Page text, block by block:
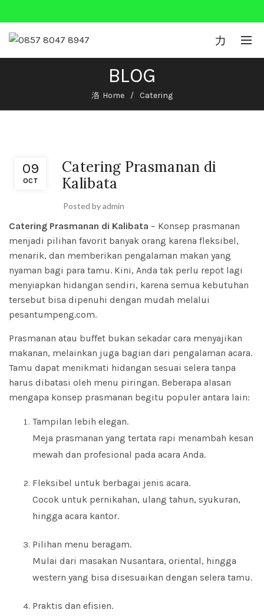
BLOG
Home Catering
09
OCT
Catering Prasmanan di
Kalibata
Posted byadmin
Catering Prasmanan di Kalibata – Konsep prasmanan
menjadi pilihan favorit banyak orang karena fleksibel,
menarik, dan memberikan pengalaman makan yang
nyaman bagi para tamu. Kini, Anda tak perlu repot lagi
menyiapkan hidangan sendiri, karena semua kebutuhan
tersebut bisa dipenuhi dengan mudah melalui
pesantumpeng.com.
Prasmanan atau buffet bukan sekadar cara menyajikan
makanan, melainkan juga bagian dari pengalaman acara.
Tamu dapat menikmati hidangan sesuai selera tanpa
harus dibatasi oleh menu piringan. Beberapa alasan
mengapa konsep prasmanan begitu populer antara lain:
Tampilan lebih elegan.
Meja prasmanan yang tertata rapi menambah kesan
mewah dan profesional pada acara Anda.
Fleksibel untuk berbagai jenis acara.
Cocok untuk pernikahan, ulang tahun, syukuran,
hingga acara kantor.
Pilihan menu beragam.
Mulai dari masakan Nusantara, oriental, hingga
western yang bisa disesuaikan dengan selera tamu.
Praktis dan efisien.